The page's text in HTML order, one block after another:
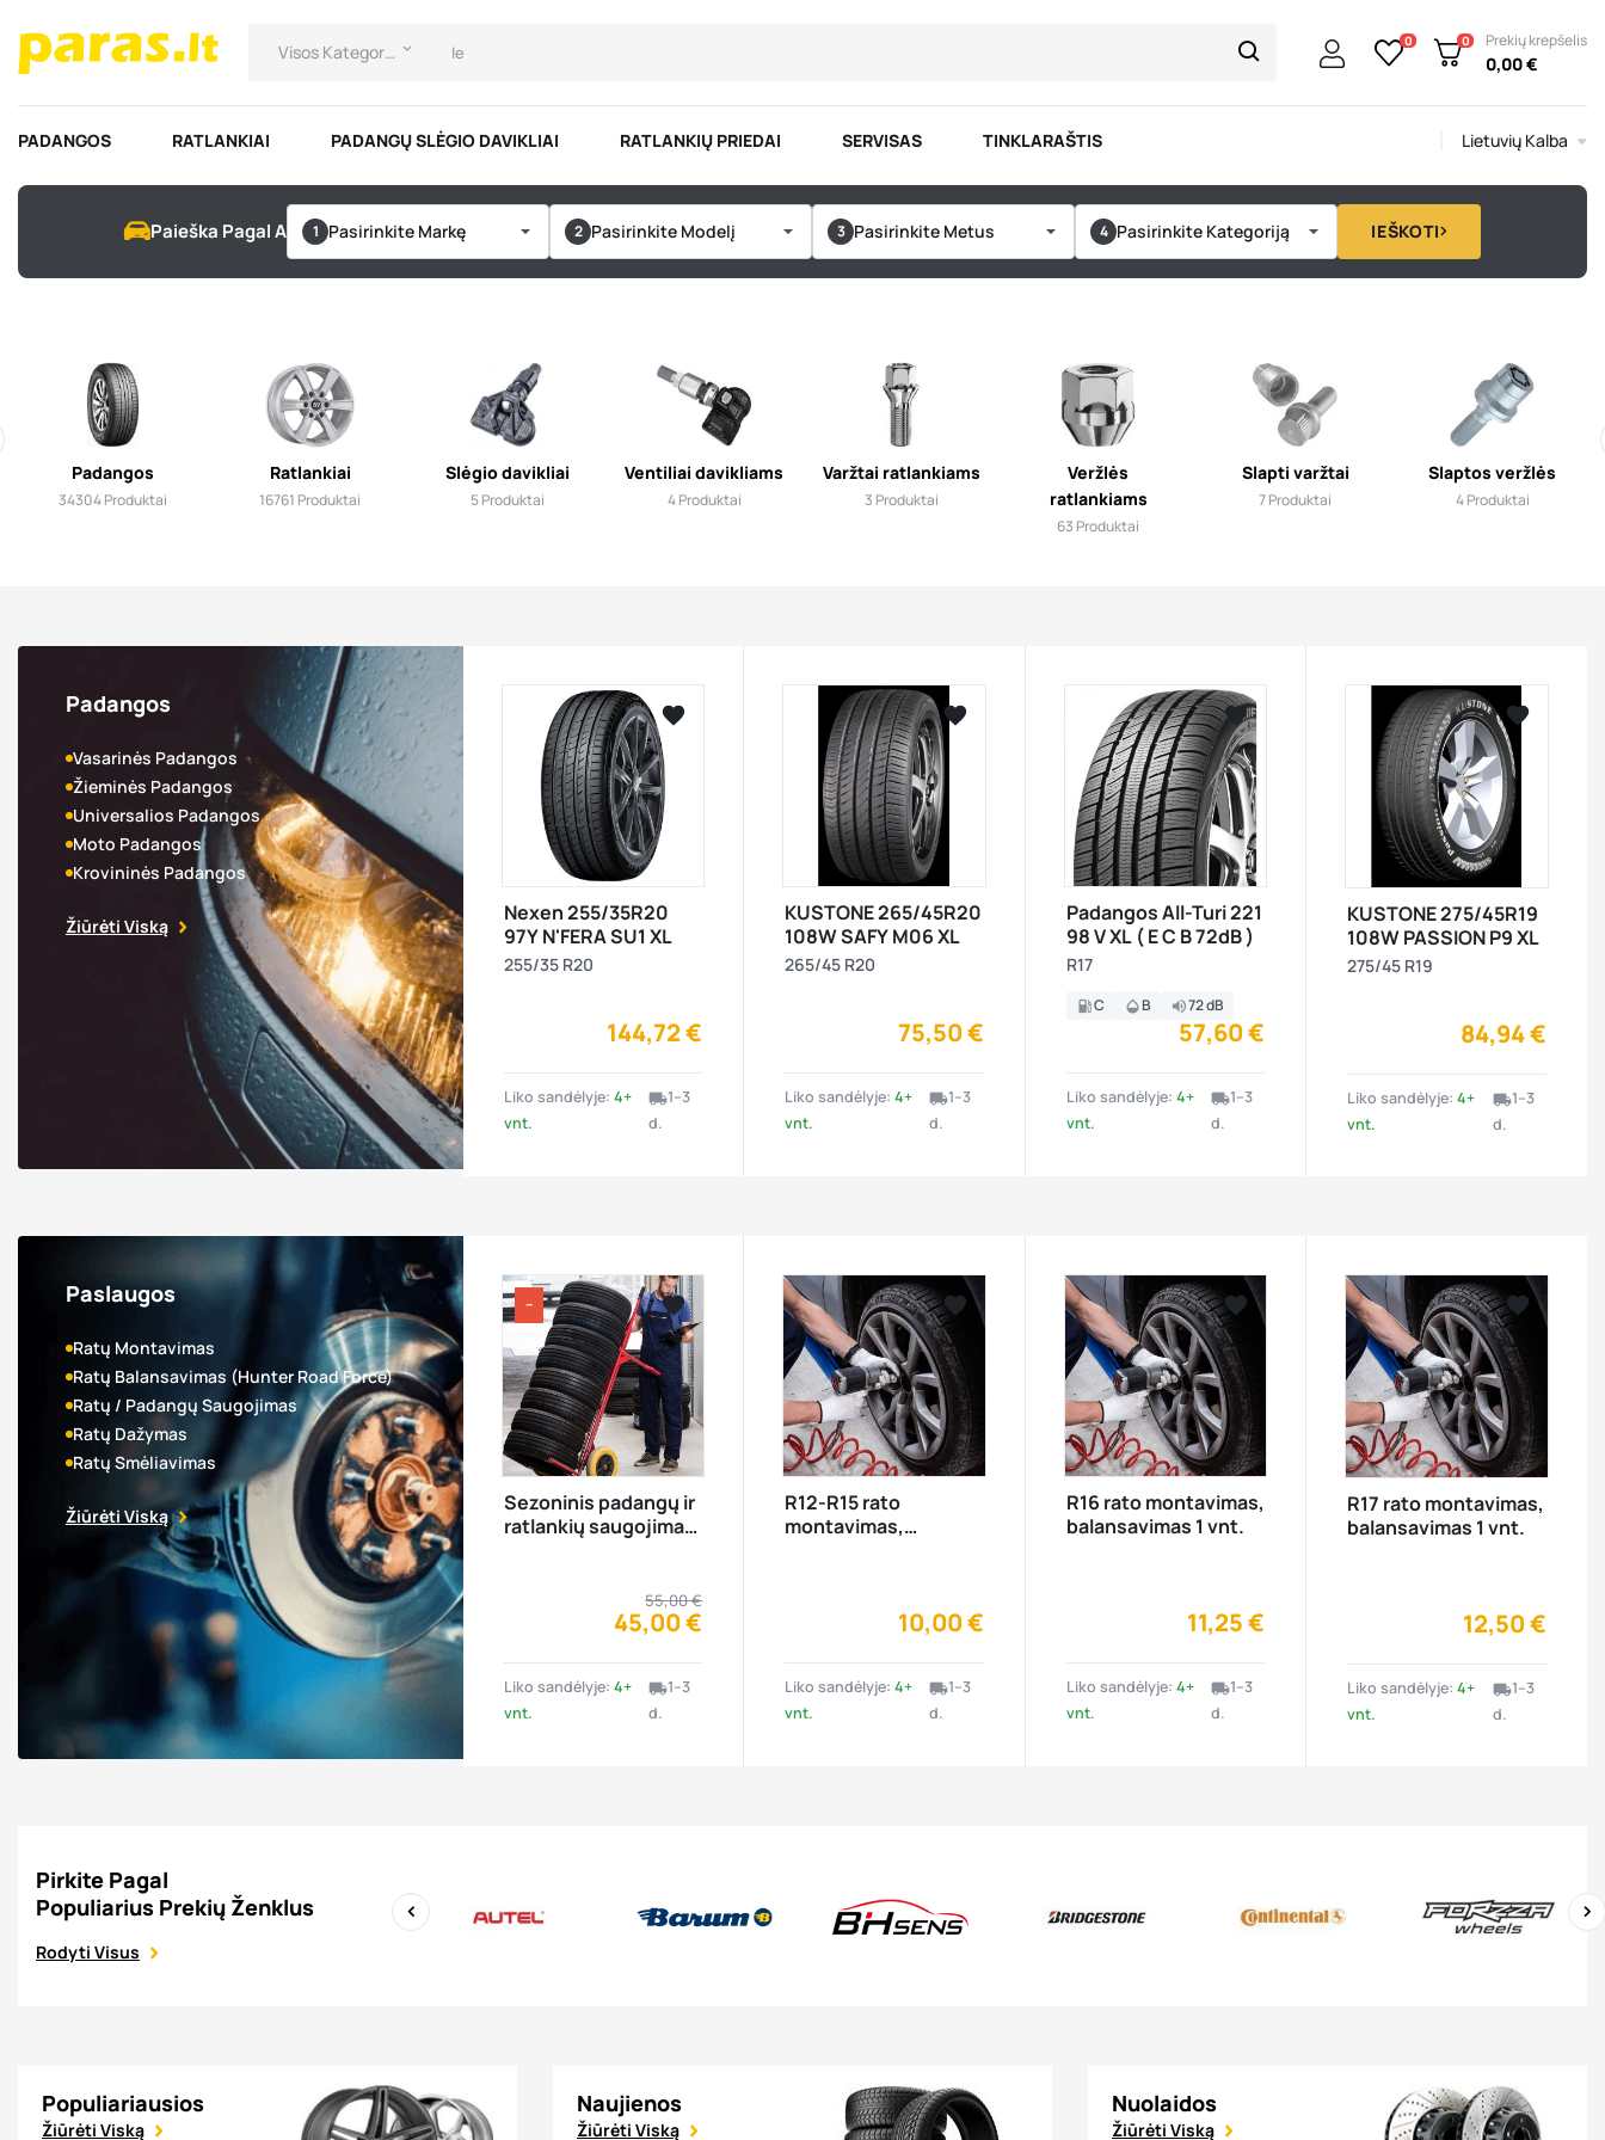
Visos Kategorijos keyboard_arrow_down 0 0 Prekių krepšelis
0,00 €
PADANGOS RATLANKIAI PADANGŲ SLĖGIO DAVIKLIAI RATLANKIŲ PRIEDAI SERVISAS TINKLARAŠTIS Lietuvių Kalba
Paieška Pagal AutomobilįPasirinkite Markę Pasirinkite Modelį Pasirinkite Metus Pasirinkite Kategoriją IEŠKOTI
Padangos
34304Produktai
Ratlankiai
16761 Produktai
Slėgio davikliai
5Produktai
Ventiliai davikliams
4Produktai
Varžtai ratlankiams
3 Produktai
Veržlės
ratlankiams
63 Produktai
Slapti varžtai
7Produktai
Slaptos veržlės
4Produktai
Padangos
Vasarinės Padangos
Žieminės Padangos
Universalios Padangos
Moto Padangos
Krovininės Padangos
Žiūrėti Viską

visibility  
Nexen 255/35R20
97Y N'FERA SU1 XL
255/35 R20
144,72 €
Liko sandėlyje:4+
vnt.
local_shipping1–3
d.

visibility  
KUSTONE 265/45R20
108W SAFY M06 XL
265/45 R20
75,50 €
Liko sandėlyje:4+
vnt.
local_shipping1–3
d.

visibility  
Padangos All-Turi 221
98 V XL ( E C B 72dB )
R17
local_gas_stationC opacityB volume_up72 dB
57,60 €
Liko sandėlyje: 4+
vnt.
local_shipping1–3
d.

visibility  
KUSTONE 275/45R19
108W PASSION P9 XL
275/45 R19
84,94 €
Liko sandėlyje: 4+
vnt.
local_shipping1–3
d.
Paslaugos
Ratų Montavimas
Ratų Balansavimas (Hunter Road Force)
Ratų / Padangų Saugojimas
Ratų Dažymas
Ratų Smėliavimas
Žiūrėti Viską
− 
visibility  
Sezoninis padangų ir
ratlankių saugojimas
55,00 €
45,00 €
Liko sandėlyje:4+
vnt.
local_shipping1–3
d.

visibility  
R12-R15 rato
montavimas,
10,00 €
Liko sandėlyje:4+
vnt.
local_shipping1–3
d.

visibility  
R16 rato montavimas,
balansavimas 1 vnt.
11,25 €
Liko sandėlyje: 4+
vnt.
local_shipping1–3
d.

visibility  
R17 rato montavimas,
balansavimas 1 vnt.
12,50 €
Liko sandėlyje: 4+
vnt.
local_shipping1–3
d.
Pirkite Pagal
Populiarius Prekių Ženklus
Rodyti Visus
Populiariausios
Žiūrėti Viską
Naujienos
Žiūrėti Viską
Nuolaidos
Žiūrėti Viską